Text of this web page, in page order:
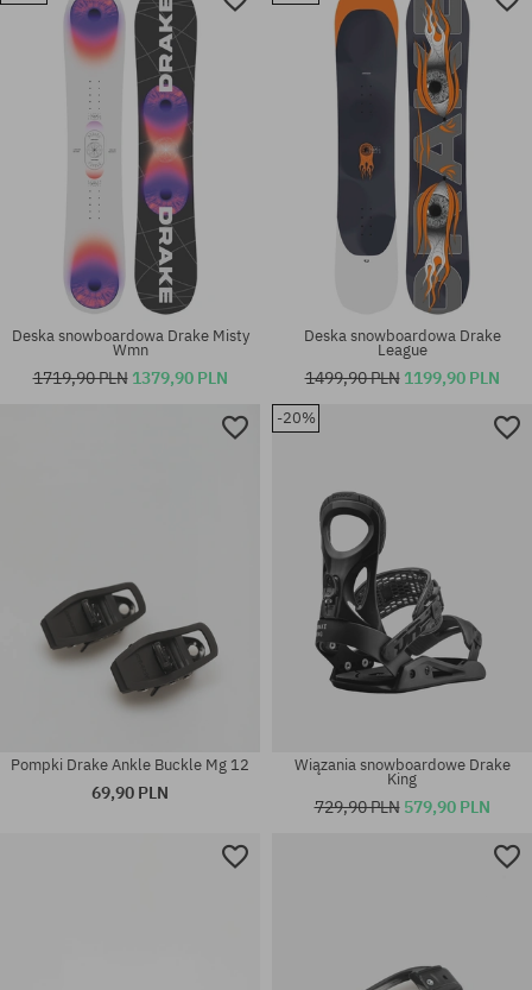
Deska snowboardowa Drake Misty
Wmn
1719,90 PLN 1379,90 PLN
Deska snowboardowa Drake
League
1499,90 PLN 1199,90 PLN
Pompki Drake Ankle Buckle Mg 12
69,90 PLN
-20%
Wiązania snowboardowe Drake
King
729,90 PLN 579,90 PLN